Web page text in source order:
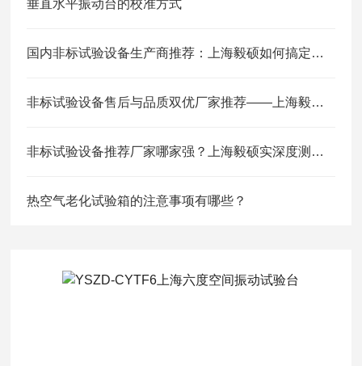
垂直水平振动台的校准方式
国内非标试验设备生产商推荐：上海毅硕如何搞定新能源/航空/医药复合环境定制
非标试验设备售后与品质双优厂家推荐——上海毅硕服务闭环解析
非标试验设备推荐厂家哪家强？上海毅硕实深度测评与选型指南
热空气老化试验箱的注意事项有哪些？